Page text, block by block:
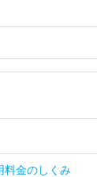
料金のしくみ